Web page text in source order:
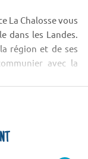
La Chalosse vous
dans les Landes.
région et de ses
avec la